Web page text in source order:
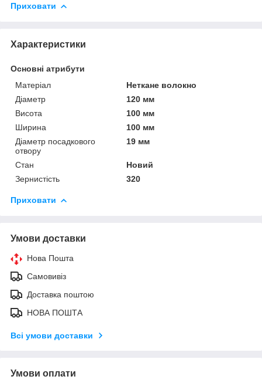
Приховати
Характеристики
Основні атрибути
Матеріал
Неткане волокно
Діаметр
120 мм
Висота
100 мм
Ширина
100 мм
Діаметр посадкового
отвору
19 мм
Стан
Новий
Зернистість
320
Приховати
Умови доставки
Нова Пошта
Самовивіз
Доставка поштою
НОВА ПОШТА
Всі умови доставки
Умови оплати